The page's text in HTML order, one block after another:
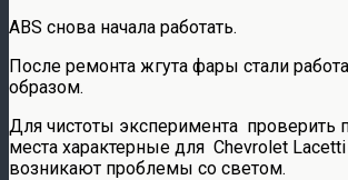
АВS снова начала работать.
После ремонта жгута фары стали
образом.
Для чистоты эксперимента проверить
места характерные для Chevrolet
возникают проблемы со светом.